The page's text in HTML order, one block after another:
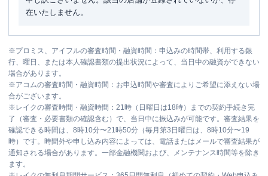
在いたしません。
※プロミス、アイフルの審査時間・融資時間：申込みの時間帯、利用する銀
行、曜日、または本人確認書類の提出状況によって、当日中の融資ができない
場合があります。
※アコムの審査時間・融資時間：お申込時間や審査によりご希望に添えない場
合がございます。
※ レイクの審査時間・融資時間：21時（日曜日は18時）までの契約手続き完
了（審査・必要書類の確認含む）で、当日中に振込みが可能です。審査結果を
確認できる時間は、8時10分〜21時50分（毎月第3日曜日は、8時10分〜19
時）です。時間外や申し込み内容によっては、電話またはメールで審査結果が
通知される場合があります。一部金融機関および、メンテナンス時間等を除き
ます。